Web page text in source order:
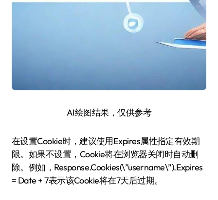
AI绘图结果，仅供参考
在设置Cookie时，建议使用Expires属性指定有效期
限。如果不设置，Cookie将在浏览器关闭时自动删
除。例如，Response.Cookies(\”username\”).Expires
= Date + 7表示该Cookie将在7天后过期。